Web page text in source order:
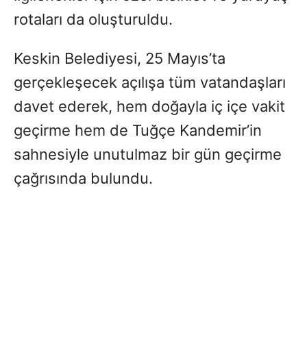
rotaları da oluşturuldu.
Keskin Belediyesi, 25 Mayıs’ta
gerçekleşecek açılışa tüm vatandaşları
davet ederek, hem doğayla iç içe vakit
geçirme hem de Tuğçe Kandemir’in
sahnesiyle unutulmaz bir gün geçirme
çağrısında bulundu.